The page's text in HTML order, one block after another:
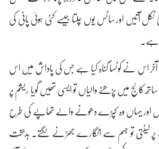
آتیں اور سانس یوں چلتا جیسے کٹی ہوئی پانی کی
ہے۔
آخر اس نے کونسا گناہ کیا ہے جس کی پاداش میں اس
میں پڑھنے والیاں تو ایسی تھیں گویا ریشم پر
اور یہاں وہ کپڑے دھونے والے تھاپے کی طرح
لیٹتی تو جسم سے انگارے جھڑنے لگتے۔ بدبخت